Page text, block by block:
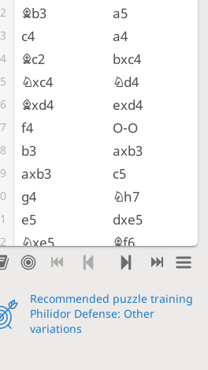
Bb3 a5
c4 a4
Bc2 bxc4
Nxc4 Nd4
Bxd4 exd4
f4 O-O
b3 axb3
axb3 c5
g4 Nh7
e5 dxe5
Nxe5 Bf6
Rxa8 Rxa8
fxe5 Re8
Re1
Recommended puzzle training
Philidor Defense: Other
variations